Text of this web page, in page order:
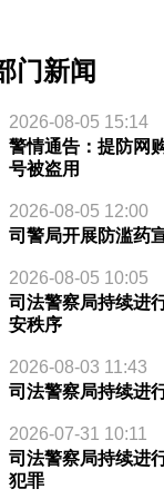
门新闻
2026-08-05 15:14
警情通告：提防网
号被盗用
2026-08-05 12:00
司警局开展防滥药
2026-08-05 10:05
司法警察局持续进
安秩序
2026-08-03 11:43
司法警察局持续进
2026-07-31 10:11
司法警察局持续进
犯罪